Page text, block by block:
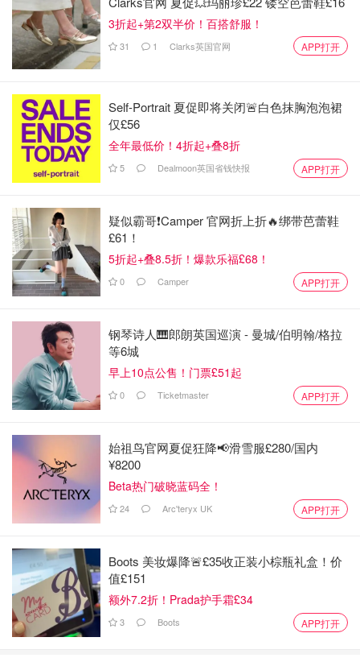
3折起+第2双半价！百搭舒服！
31 1 Clarks英国官网 APP打开
Self-Portrait 夏促即将关闭🚨白色抹胸泡泡裙
仅£56
全年最低价！4折起+叠8折
5 Dealmoon英国省钱快报 APP打开
疑似霸哥❗️Camper 官网折上折🔥绑带芭蕾鞋
£61！
5折起+叠8.5折！爆款乐福£68！
0 Camper APP打开
钢琴诗人🎹郎朗英国巡演 - 曼城/伯明翰/格拉
等6城
早上10点公售！门票£51起
0 Ticketmaster APP打开
始祖鸟官网夏促狂降📢滑雪服£280/国内
¥8200
Beta热门破晓蓝码全！
24 Arc'teryx UK APP打开
Boots 美妆爆降🚨£35收正装小棕瓶礼盒！价
值£151
额外7.2折！Prada护手霜£34
3 Boots APP打开